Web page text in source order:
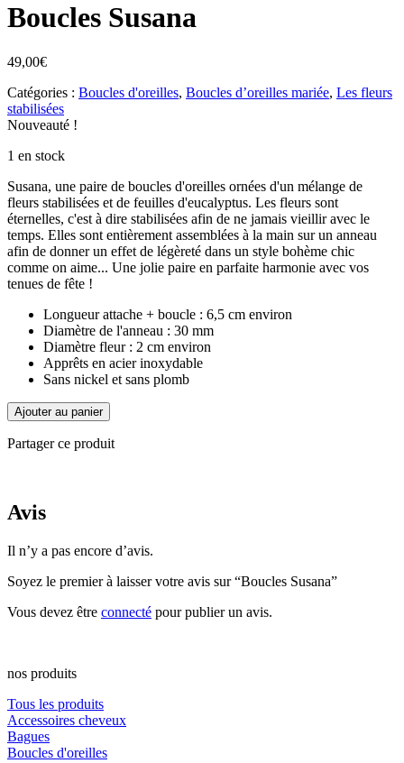
Boucles Susana
49,00€
Catégories : Boucles d'oreilles, Boucles d’oreilles mariée, Les fleurs
stabilisées
Nouveauté !
1 en stock
Susana, une paire de boucles d'oreilles ornées d'un mélange de
fleurs stabilisées et de feuilles d'eucalyptus. Les fleurs sont
éternelles, c'est à dire stabilisées afin de ne jamais vieillir avec le
temps. Elles sont entièrement assemblées à la main sur un anneau
afin de donner un effet de légèreté dans un style bohème chic
comme on aime... Une jolie paire en parfaite harmonie avec vos
tenues de fête !
Longueur attache + boucle : 6,5 cm environ
Diamètre de l'anneau : 30 mm
Diamètre fleur : 2 cm environ
Apprêts en acier inoxydable
Sans nickel et sans plomb
quantité
de
Boucles
Ajouter au panier
Partager ce produit
Avis
Il n’y a pas encore d’avis.
Soyez le premier à laisser votre avis sur “Boucles Susana”
Vous devez être connecté pour publier un avis.
nos produits
Tous les produits
Accessoires cheveux
Bagues
Boucles d'oreilles